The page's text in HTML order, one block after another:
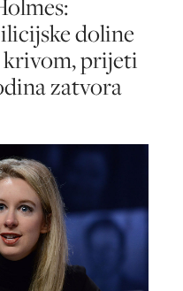
doline
krivom, prijeti
zatvora